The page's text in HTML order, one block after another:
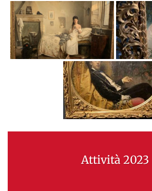
Attività 2023